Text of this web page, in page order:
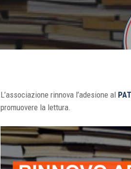
L’associazione rinnova l’adesione al
promuovere la lettura.